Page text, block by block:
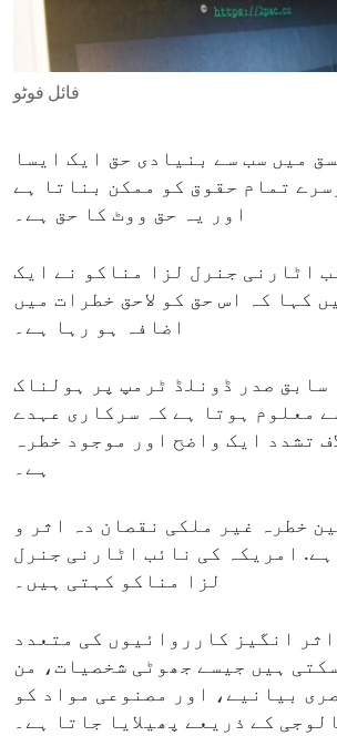
ENVIRONMENT AND HEALTH
IDEALS AND INSTITUTIONS
فائل فوٹو
میں سب سے بنیادی حق ایک ایسا
تمام حقوق کو ممکن بناتا ہے
اور یہ حق ووٹ کا حق ہے۔
اٹارنی جنرل لزا مناکو نے ایک
کہا کہ اس حق کو لاحق خطرات میں
اضافہ ہو رہا ہے۔
سابق صدر ڈونلڈ ٹرمپ پر ہولناک
معلوم ہوتا ہے کہ سرکاری عہدے
تشدد ایک واضح اور موجود خطرہ
ہے۔
خطرہ غیر ملکی نقصان دہ اثر و
ہے. امریکہ کی نائب اٹارنی جنرل
لزا مناکو کہتی ہیں۔
اثر انگیز کارروائیوں کی متعدد
ہیں جیسے جھوٹی شخصیات، من
بیانیے، اور مصنوعی مواد کو
کے ذریعے پھیلایا جاتا ہے۔